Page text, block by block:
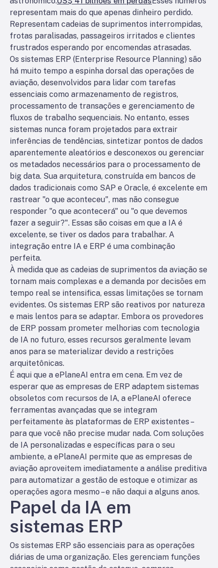
representam mais do que apenas dinheiro perdido.
Representam cadeias de suprimentos interrompidas,
frotas paralisadas, passageiros irritados e clientes
frustrados esperando por encomendas atrasadas.
Os sistemas ERP (Enterprise Resource Planning) são
há muito tempo a espinha dorsal das operações de
aviação, desenvolvidos para lidar com tarefas
essenciais como armazenamento de registros,
processamento de transações e gerenciamento de
fluxos de trabalho sequenciais. No entanto, esses
sistemas nunca foram projetados para extrair
inferências de tendências, sintetizar pontos de dados
aparentemente aleatórios e desconexos ou gerenciar
os metadados necessários para o processamento de
big data. Sua arquitetura, construída em bancos de
dados tradicionais como SAP e Oracle, é excelente em
rastrear "o que aconteceu", mas não consegue
responder "o que acontecerá" ou "o que devemos
fazer a seguir?". Essas são coisas em que a IA é
excelente, se tiver os dados para trabalhar. A
integração entre IA e ERP é uma combinação
perfeita.
À medida que as cadeias de suprimentos da aviação se
tornam mais complexas e a demanda por decisões em
tempo real se intensifica, essas limitações se tornam
evidentes. Os sistemas ERP são reativos por natureza
e mais lentos para se adaptar. Embora os provedores
de ERP possam prometer melhorias com tecnologia
de IA no futuro, esses recursos geralmente levam
anos para se materializar devido a restrições
arquitetônicas.
É aqui que a ePlaneAI entra em cena. Em vez de
esperar que as empresas de ERP adaptem sistemas
obsoletos com recursos de IA, a ePlaneAI oferece
ferramentas avançadas que se integram
perfeitamente às plataformas de ERP existentes –
para que você não precise mudar nada. Com soluções
de IA personalizadas e específicas para o seu
ambiente, a ePlaneAI permite que as empresas de
aviação aproveitem imediatamente a análise preditiva
para automatizar a gestão de estoque e otimizar as
operações agora mesmo – e não daqui a alguns anos.
Papel da IA em
sistemas ERP
Os sistemas ERP são essenciais para as operações
diárias de uma organização. Eles gerenciam funções